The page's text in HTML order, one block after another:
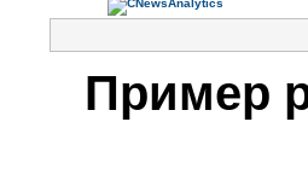
Пример